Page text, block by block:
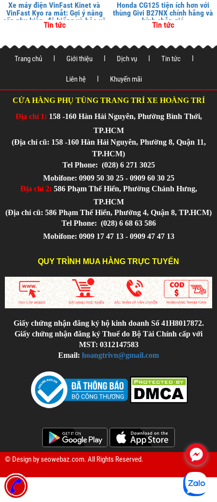
Xe máy điện VinFast Kinet và
VinFast Kyo ra mắt: Gợi ý nâng
cấp phụ kiện, độ kiểng và bảo vệ
xe tại
Tin tức
Honda CG125 tiện ích hơn với
thùng Givi B27NX chính hãng và
kính chắn gió
Tin tức
Trang chủ Giới thiệu Dịch vụ Tin tức
Liên hệ Khuyến mãi
CỬA HÀNG PHỤ TÙNG TRANG TRÍ XE HOÀNG TRÍ
Địa chỉ 1: 158 -160 Hàn Hải Nguyên, Phường Bình Thới,
TP.HCM
(Địa chỉ cũ: 158 -160 Hàn Hải Nguyên, Phường 8, Quận 11,
TP.HCM)
Tel Phone: (028) 6 271 3025
Mobifone: 0909 50 30 25 - 0909 60 30 25
Địa chỉ 2: 586 Phạm Thế Hiển, Phường Chánh Hưng,
TP.HCM
(Địa chỉ cũ: 586 Phạm Thế Hiển, Phường 4, Quận 8, TP.HCM)
Tel Phone: (028) 6 68 63 586
Mobifone: 0909 17 47 13 - 0909 47 47 13
QUY TRÌNH MUA HÀNG TRỰC TUYẾN
Giấy chứng nhận đăng ký hộ kinh doanh Số 41H8017872.
Giấy chứng nhận đăng ký Thuế do Bộ Tài Chính cấp với
MST: 0312147583
Email: hoangtrivn@gmail.com
© Design byseowebaz.com. All Rights Reserved.
.